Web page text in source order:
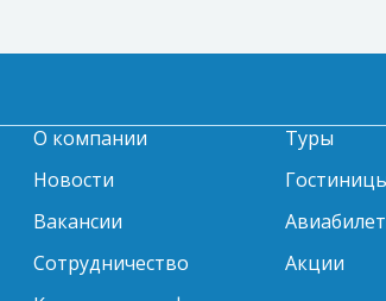
О компании
Новости
Вакансии
Сотрудничество
Туры
Акции